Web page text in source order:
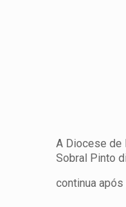
A Diocese de
Sobral Pinto
continua